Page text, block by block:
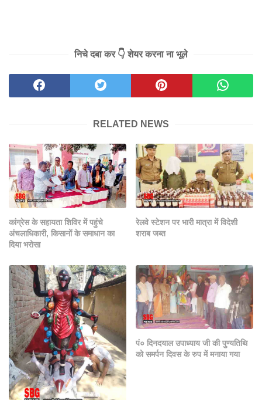
निचे दबा कर 👇 शेयर करना ना भूले
RELATED NEWS
कांग्रेस के सहायता शिविर में पहुंचे
अंचलाधिकारी, किसानों के समाधान का
दिया भरोसा
रेलवे स्टेशन पर भारी मात्रा में विदेशी
शराब जब्त
पं० दिनदयाल उपाध्याय जी की पुण्यतिथि
को समर्पन दिवस के रुप में मनाया गया